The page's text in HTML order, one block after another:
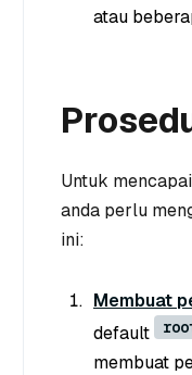
atau
Untuk
anda perlu
ini:
Membuat
default
membuat